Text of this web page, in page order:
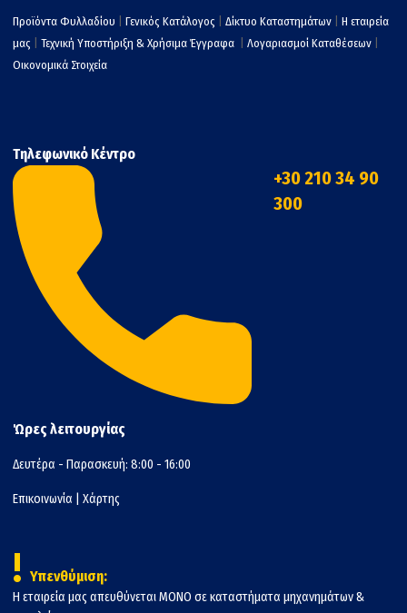
Προϊόντα Φυλλαδίου Γενικός Κατάλογος Δίκτυο Καταστημάτων
Η εταιρεία
μας
Τεχνική Υποστήριξη & Χρήσιμα Έγγραφα Λογαριασμοί Καταθέσεων
Οικονομικά Στοιχεία
Τηλεφωνικό Κέντρο
+30 210 34 90
300
Ώρες λειτουργίας
Δευτέρα - Παρασκευή: 8:00 - 16:00
Επικοινωνία Χάρτης
! Υπενθύμιση:
Η εταιρεία μας απευθύνεται ΜΟΝΟ σε καταστήματα μηχανημάτων &